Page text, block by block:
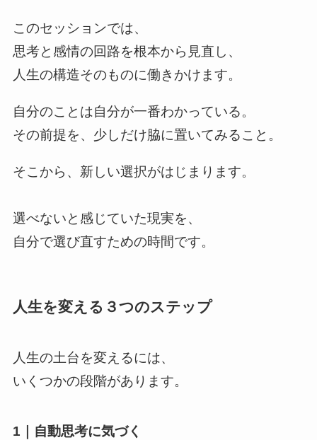
このセッションでは、
思考と感情の回路を根本から見直し、
人生の構造そのものに働きかけます。
自分のことは自分が一番わかっている。
その前提を、少しだけ脇に置いてみること。
そこから、新しい選択がはじまります。
選べないと感じていた現実を、
自分で選び直すための時間です。
人生を変える３つのステップ
人生の土台を変えるには、
いくつかの段階があります。
1｜自動思考に気づく